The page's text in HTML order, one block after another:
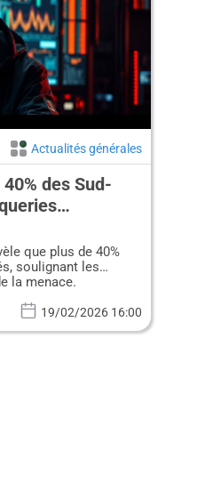
Actualités générales
des Sud-
que plus de 40%
soulignant les
la menace.
19/02/2026 16:00